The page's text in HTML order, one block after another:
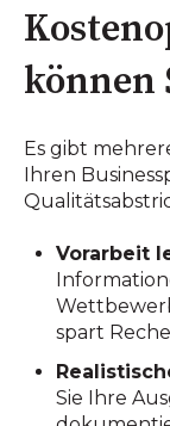
können
Es gibt
Ihren
Vorarbeit
spart
Sie Ihre